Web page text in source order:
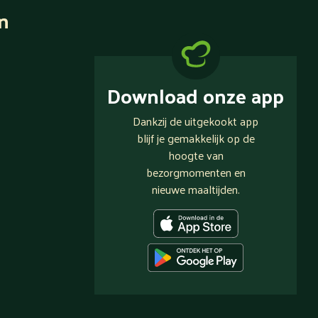
Download onze app
Dankzij de uitgekookt app
blijf je gemakkelijk op de
hoogte van
bezorgmomenten en
nieuwe maaltijden.